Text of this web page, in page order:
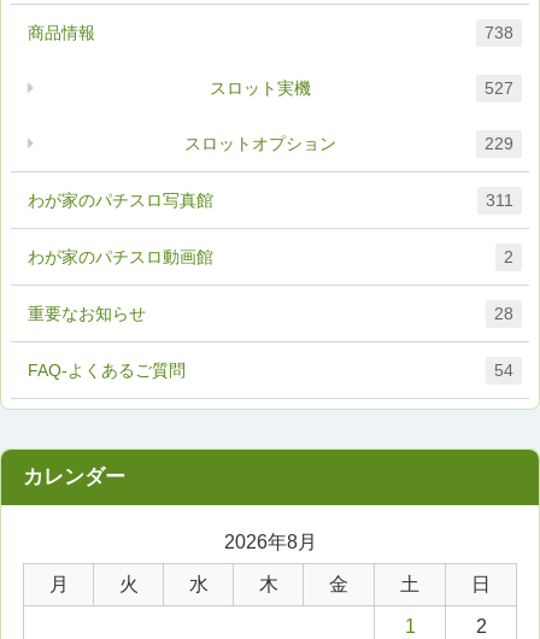
FAQ-よくあるご質問 54
わが家のパチスロ写真館 311
わが家のパチスロ動画館 2
商品情報 738
スロットオプション 229
スロット実機 527
重要なお知らせ 28
2026年8月
月 火 水 木 金 土 日
1 2